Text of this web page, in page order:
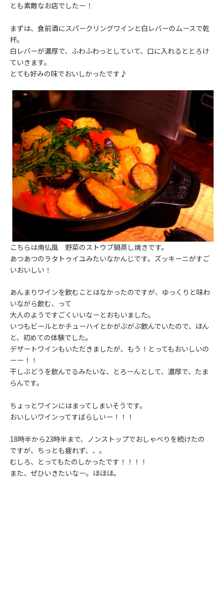
とも素敵なお店でしたー！
まずは、食前酒にスパークリングワインと白レバーのムースで乾
杯。
白レバーが濃厚で、ふわふわっとしていて、口に入れるととろけ
ていきます。
とても好みの味でおいしかったです♪
こちらは南仏風 野菜のストウブ鍋蒸し焼きです。
あつあつのラタトゥイユみたいなかんじです。ズッキーニがすご
いおいしい！
あんまりワインを飲むことはなかったのですが、ゆっくりと味わ
いながら飲む、って
大人のようですごくいいなーとおもいました。
いつもビールとかチューハイとかがぶがぶ飲んでいたので、ほん
と、初めての体験でした。
デザートワインもいただきましたが、もう！とってもおいしいの
ーー！！
干しぶどうを飲んでるみたいな、とろーんとして、濃厚で、たま
らんです。
ちょっとワインにはまってしまいそうです。
おいしいワインってすばらしいー！！！
18時半から23時半まで、ノンストップでおしゃべりを続けたの
ですが、ちっとも疲れず、、。
むしろ、とってもたのしかったです！！！！
また、ぜひいきたいなー。ほほほ。